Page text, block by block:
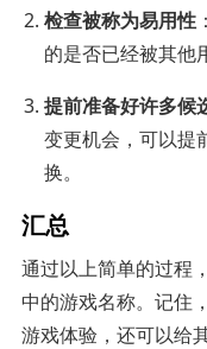
检查被称为易用性
的是否已经被其他
提前准备好许多候
变更机会，可以提
换。
汇总
通过以上简单的过程
中的游戏名称。记住
游戏体验，还可以给